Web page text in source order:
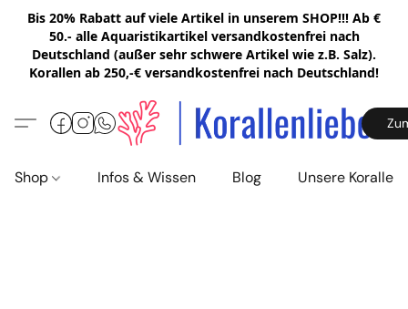
Bis 20% Rabatt auf viele Artikel in unserem SHOP!!! Ab €
50.- alle Aquaristikartikel versandkostenfrei nach
Deutschland (außer sehr schwere Artikel wie z.B. Salz).
Korallen ab 250,-€ versandkostenfrei nach Deutschland!
Shop Infos & Wissen Blog Unsere Korallen